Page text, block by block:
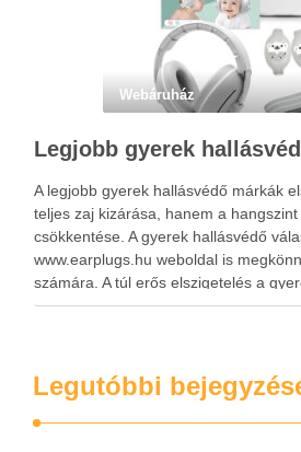
Webáruház
A legjobb gyerek hallásvédő márkák
teljes zaj kizárása, hanem a
csökkentése. A gyerek hallásvédő
www.earplugs.hu weboldal is
számára. A túl erős elszigetelés a
kényelmetlenséget, félelmet vagy
Legutóbbi